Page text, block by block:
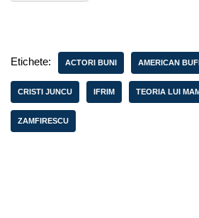
Etichete: ACTORI BUNI AMERICAN
CRISTI JUNCU IFRIM TEORIA LUI
ZAMFIRESCU